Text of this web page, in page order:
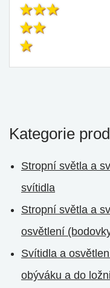
Kategorie
Stropní světla a
svítidla
Stropní světla a
osvětlení
Svítidla a
obýváku a do